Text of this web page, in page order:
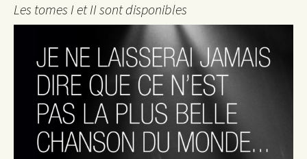
Les tomes I et II sont disponibles